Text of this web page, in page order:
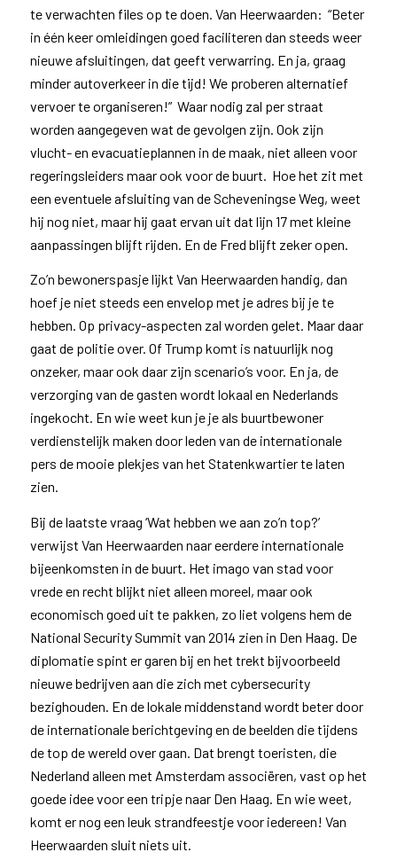
te verwachten files op te doen. Van Heerwaarden: “Beter
in één keer omleidingen goed faciliteren dan steeds weer
nieuwe afsluitingen, dat geeft verwarring. En ja, graag
minder autoverkeer in die tijd! We proberen alternatief
vervoer te organiseren!” Waar nodig zal per straat
worden aangegeven wat de gevolgen zijn. Ook zijn
vlucht- en evacuatieplannen in de maak, niet alleen voor
regeringsleiders maar ook voor de buurt. Hoe het zit met
een eventuele afsluiting van de Scheveningse Weg, weet
hij nog niet, maar hij gaat ervan uit dat lijn 17 met kleine
aanpassingen blijft rijden. En de Fred blijft zeker open.
Zo’n bewonerspasje lijkt Van Heerwaarden handig, dan
hoef je niet steeds een envelop met je adres bij je te
hebben. Op privacy-aspecten zal worden gelet. Maar daar
gaat de politie over. Of Trump komt is natuurlijk nog
onzeker, maar ook daar zijn scenario’s voor. En ja, de
verzorging van de gasten wordt lokaal en Nederlands
ingekocht. En wie weet kun je je als buurtbewoner
verdienstelijk maken door leden van de internationale
pers de mooie plekjes van het Statenkwartier te laten
zien.
Bij de laatste vraag ‘Wat hebben we aan zo’n top?’
verwijst Van Heerwaarden naar eerdere internationale
bijeenkomsten in de buurt. Het imago van stad voor
vrede en recht blijkt niet alleen moreel, maar ook
economisch goed uit te pakken, zo liet volgens hem de
National Security Summit van 2014 zien in Den Haag. De
diplomatie spint er garen bij en het trekt bijvoorbeeld
nieuwe bedrijven aan die zich met cybersecurity
bezighouden. En de lokale middenstand wordt beter door
de internationale berichtgeving en de beelden die tijdens
de top de wereld over gaan. Dat brengt toeristen, die
Nederland alleen met Amsterdam associëren, vast op het
goede idee voor een tripje naar Den Haag. En wie weet,
komt er nog een leuk strandfeestje voor iedereen! Van
Heerwaarden sluit niets uit.